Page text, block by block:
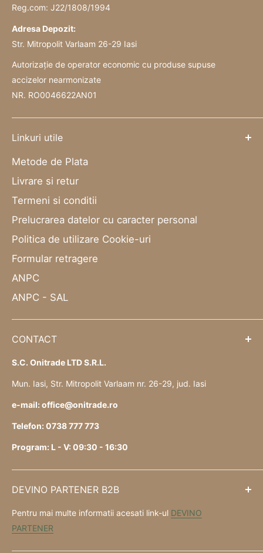
Reg.com: J22/1808/1994
Adresa Depozit:
Str. Mitropolit Varlaam 26-29 Iasi
Autorizație de operator economic cu produse supuse
accizelor nearmonizate
NR. RO0046622AN01
Linkuri utile
Metode de Plata
Livrare si retur
Termeni si conditii
Prelucrarea datelor cu caracter personal
Politica de utilizare Cookie-uri
Formular retragere
ANPC
ANPC - SAL
CONTACT
S.C. Onitrade LTD S.R.L.
Mun. Iasi, Str. Mitropolit Varlaam nr. 26-29, jud. Iasi
e-mail: office@onitrade.ro
Telefon: 0738 777 773
Program: L - V: 09:30 - 16:30
DEVINO PARTENER B2B
Pentru mai multe informatii acesati link-ul DEVINO
PARTENER